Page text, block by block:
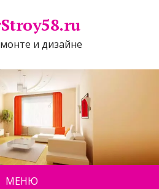
и дизайне
МЕНЮ